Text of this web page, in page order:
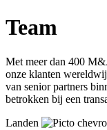
Team
Met meer dan 400
onze klanten
van senior partners
betrokken bij een
Landen